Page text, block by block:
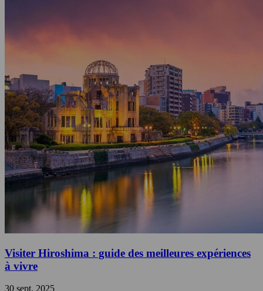
Visiter Hiroshima : guide des meilleures expériences
à vivre
30 sept. 2025